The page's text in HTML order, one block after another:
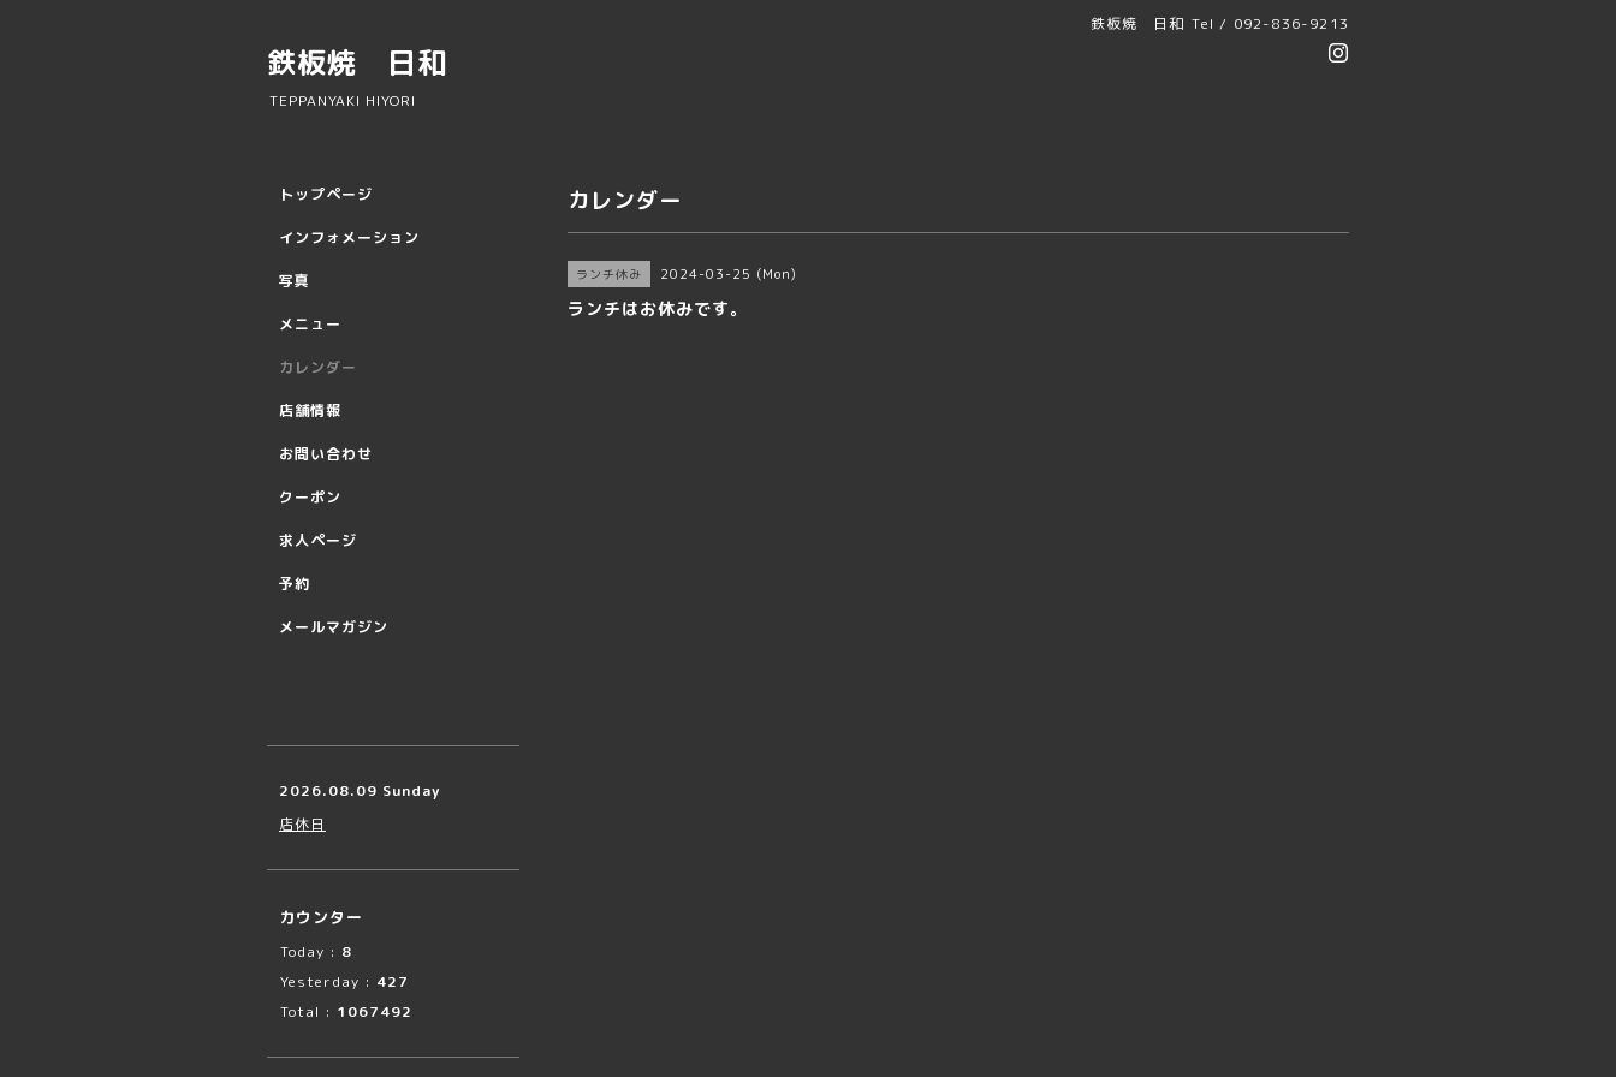
鉄板焼 日和 Tel / 092-836-9213
鉄板焼 日和
TEPPANYAKI HIYORI
カレンダー
ランチ休み 2024-03-25 (Mon)
ランチはお休みです。
トップページ
インフォメーション
写真
メニュー
カレンダー
店舗情報
お問い合わせ
クーポン
求人ページ
予約
メールマガジン
2026.08.09 Sunday
店休日
カウンター
Today : 8
Yesterday : 427
Total : 1067492